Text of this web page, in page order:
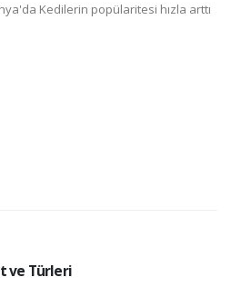
Kedilerin popülaritesi hızla arttı
ve Türleri